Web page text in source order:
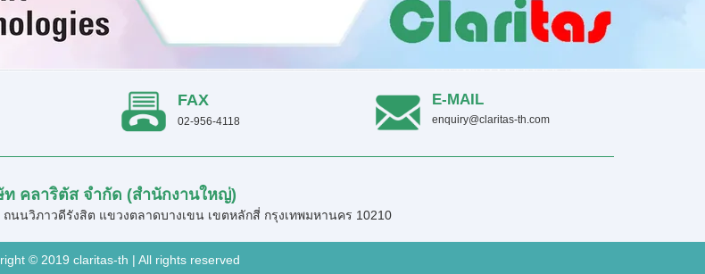
FAX
02-956-4118
E-MAIL
enquiry@claritas-th.com
ท คลาริตัส จำกัด (สำนักงานใหญ่)
นนวิภาวดีรังสิต แขวงตลาดบางเขน เขตหลักสี่ กรุงเทพมหานคร 10210
© 2019 claritas-th | All rights reserved